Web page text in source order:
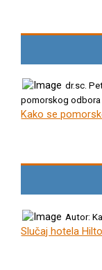
dr.sc.
pomorskog odbora
Kako se
Autor:
Slučaj hotela